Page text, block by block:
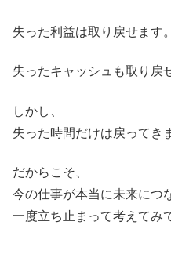
失った利益は取り戻せます。
失ったキャッシュも取り戻
しかし、
失った時間だけは戻ってき
だからこそ、
今の仕事が本当に未来につ
一度立ち止まって考えてみ